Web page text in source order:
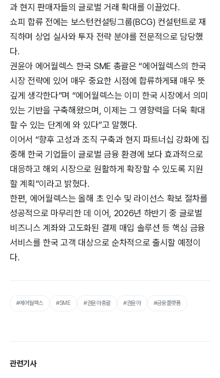
과 현지 판매자들의 글로벌 거래 확대를 이끌었다.
쇼피 합류 전에는 보스턴컨설팅그룹(BCG) 컨설턴트로 재
직하며 상업 실사와 투자 전략 분야를 전문적으로 담당했
다.
권윤아 에어월렉스 한국 SME 총괄은 “에어월렉스의 한국
시장 전략에 있어 매우 중요한 시점에 합류하게돼 매우 뜻
깊게 생각한다”며 “에어월렉스는 이미 한국 시장에서 의미
있는 기반을 구축해왔으며, 이제는 그 영향력을 더욱 확대
할 수 있는 단계에 와 있다”고 말했다.
이어서 “향후 고성과 조직 구축과 현지 파트너십 강화에 집
중해 한국 기업들이 글로벌 금융 환경에 보다 효과적으로
대응하고 해외 시장으로 원활하게 확장할 수 있도록 지원
할 계획”이라고 밝혔다.
한편, 에어월렉스는 올해 초 인수 및 라이선스 확보 절차를
성공적으로 마무리한 데 이어, 2026년 하반기 중 글로벌
비즈니스 계좌와 고도화된 결제 매입 솔루션 등 핵심 금융
서비스를 한국 고객 대상으로 순차적으로 출시할 예정이
다.
#에어월렉스 #SME #권윤아총괄 #권윤아 #금융플랫폼
관련기사